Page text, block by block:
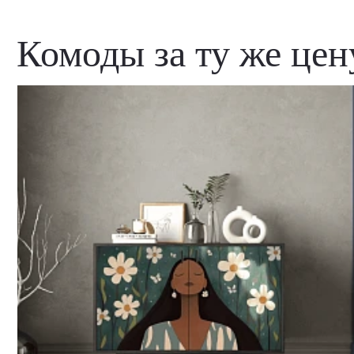
Комоды за ту же